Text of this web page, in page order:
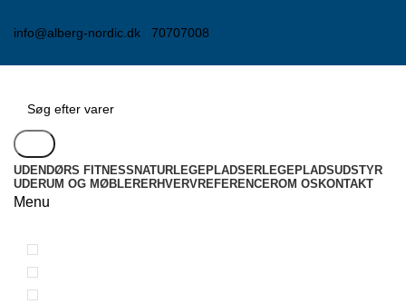
info@alberg-nordic.dk 70707008
UDENDØRS FITNESS NATURLEGEPLADSERLEGEPLADSUDSTYR
UDERUM OG MØBLERERHVERVREFERENCEROM OS KONTAKT
Menu